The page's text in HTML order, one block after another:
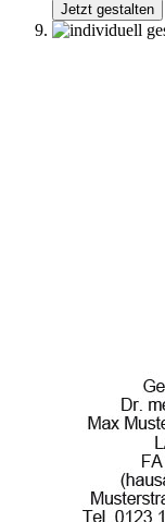
Jetzt gestalten